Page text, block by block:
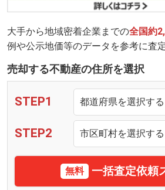
大手から地域密着企業までの全国約
例や公示地価等のデータを参考に査
売却する不動産の住所を選択
STEP1
STEP2
無料 一括査定依頼